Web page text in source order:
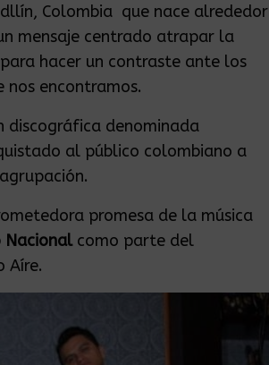
Colombia que nace alrededor
mensaje centrado atrapar la
hacer un contraste ante los
encontramos.
discográfica denominada
al público colombiano a
promesa de la música
Nacional como parte del
Aíre.